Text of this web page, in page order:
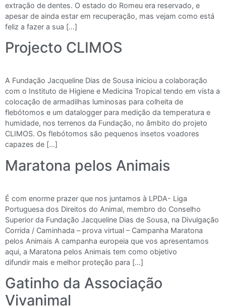
extração de dentes. O estado do Romeu era reservado, e
apesar de ainda estar em recuperação, mas vejam como está
feliz a fazer a sua […]
Projecto CLIMOS
A Fundação Jacqueline Dias de Sousa iniciou a colaboração
com o Instituto de Higiene e Medicina Tropical tendo em vista a
colocação de armadilhas luminosas para colheita de
flebótomos e um datalogger para medição da temperatura e
humidade, nos terrenos da Fundação, no âmbito do projeto
CLIMOS. Os flebótomos são pequenos insetos voadores
capazes de […]
Maratona pelos Animais
É com enorme prazer que nos juntamos à LPDA- Liga
Portuguesa dos Direitos do Animal, membro do Conselho
Superior da Fundação Jacqueline Dias de Sousa, na Divulgação
Corrida / Caminhada – prova virtual – Campanha Maratona
pelos Animais A campanha europeia que vos apresentamos
aqui, a Maratona pelos Animais tem como objetivo
difundir mais e melhor proteção para […]
Gatinho da Associação
Vivanimal